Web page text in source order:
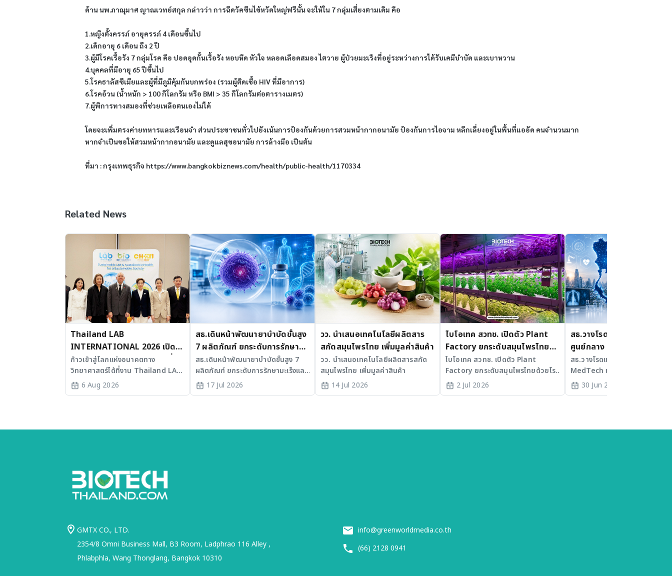
ด้าน นพ.ภาณุมาศ ญาณเวทย์สกุล กล่าวว่า การฉีดวัคซีนไข้หวัดใหญ่ฟรีนั้น จะให้ใน 7 กลุ่มเสี่ยงตามเดิม คือ
1.หญิงตั้งครรภ์ อายุครรภ์ 4 เดือนขึ้นไป
2.เด็กอายุ 6 เดือน ถึง 2 ปี
3.ผู้มีโรคเรื้อรัง 7 กลุ่มโรค คือ ปอดอุดกั้นเรื้อรัง หอบหืด หัวใจ หลอดเลือดสมอง ไตวาย ผู้ป่วยมะเร็งที่อยู่ระหว่างการได้รับเคมีบำบัด และเบาหวาน
4.บุคคลที่มีอายุ 65 ปีขึ้นไป
5.โรคธาลัสซีเมียและผู้ที่มีภูมิคุ้มกันบกพร่อง (รวมผู้ติดเชื้อ HIV ที่มีอาการ)
6.โรคอ้วน (น้ำหนัก > 100 กิโลกรัม หรือ BMI > 35 กิโลกรัมต่อตารางเมตร)
7.ผู้พิการทางสมองที่ช่วยเหลือตนเองไม่ได้
โดยจะเพิ่มตรงค่ายทหารและเรือนจำ ส่วนประชาชนทั่วไปยังเน้นการป้องกันด้วยการสวมหน้ากากอนามัย ป้องกันการไอจาม หลีกเลี่ยงอยู่ในพื้นที่แออัด คนจำนวนมาก
หากจำเป็นขอให้สวมหน้ากากอนามัย และดูแลสุขอนามัย การล้างมือ เป็นต้น
ที่มา : กรุงเทพธุรกิจ https://www.bangkokbiznews.com/health/public-health/1170334
Related News
Thailand LAB
INTERNATIONAL 2026 เปิด
เวที AI รวม 3 งานใหญ่ ขับเคลื่อน
ไทยสู่ศูนย์กลางนวัตกรรมอาเซียน
ก้าวเข้าสู่โลกแห่งอนาคตทาง
วิทยาศาสตร์ได้ที่งาน Thailand LAB
INTERNATIONAL 2026
6 Aug 2026
สธ.เดินหน้าพัฒนายาบำบัดขั้นสูง
7 ผลิตภัณฑ์ ยกระดับการรักษา
มะเร็งและ SLE
สธ.เดินหน้าพัฒนายาบำบัดขั้นสูง 7
ผลิตภัณฑ์ ยกระดับการรักษามะเร็งและ
SLE พร้อมเร่ง Medical AI
ประเทศไทย
17 Jul 2026
วว. นำเสนอเทคโนโลยีผลิตสาร
สกัดสมุนไพรไทย เพิ่มมูลค่าสินค้า
วว. นำเสนอเทคโนโลยีผลิตสารสกัด
สมุนไพรไทย เพิ่มมูลค่าสินค้า
14 Jul 2026
ไบโอเทค สวทช. เปิดตัว Plant
Factory ยกระดับสมุนไพรไทย
ด้วยโรงเรือนอัจฉริยะ
ไบโอเทค สวทช. เปิดตัว Plant
Factory ยกระดับสมุนไพรไทยด้วยโรง
เรือนอัจฉริยะ
2 Jul 2026
สธ.วางโรดแมปดันไทยสู่
ศูนย์กลาง MedTech และ
Hub มุ่งสร้างเทคโนโลยีสุขภ
ระดับโลก
สธ.วางโรดแมปดันไทยสู่ศูนย์กลาง
MedTech และ Bio-Hub มุ่งสร้า
เทคโนโลยีสุขภาพระดับโลก
30 Jun 2026
GMTX CO., LTD.
2354/8 Omni Business Mall, B3 Room, Ladphrao 116 Alley ,
Phlabphla, Wang Thonglang, Bangkok 10310
info@greenworldmedia.co.th
(66) 2128 0941